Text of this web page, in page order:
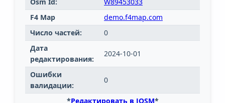
Osm Id:
W89453033
F4 Map
demo.f4map.com
Число частей:
0
Дата
редактирования:
2024-10-01
Ошибки
валидации:
0
*Редактировать в JOSM*